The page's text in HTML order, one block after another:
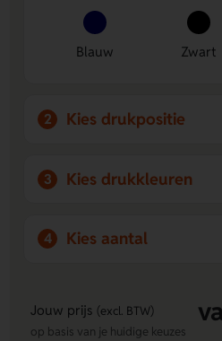
plaatsen.
Duurzaam en praktisch in
gerecyclede PET-flessen en
Blauw Zwart
2 Kies drukpositie
3 Kies drukkleuren
4 Kies aantal
Jouw prijs (excl. BTW)
op basis van je huidige keuzes